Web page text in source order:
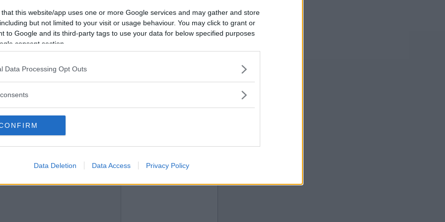
that this website/app uses one or more Google services and may gather and store
but not limited to your visit or usage behaviour. You may click to grant or
to Google and its third-party tags to use your data for below specified purposes
consent section.
Data Processing Opt Outs
Data Deletion Data Access Privacy Policy
funkar, jag hann inte med här)
skönt under en palm m en go drink och fin
Vill du bli
medlem?